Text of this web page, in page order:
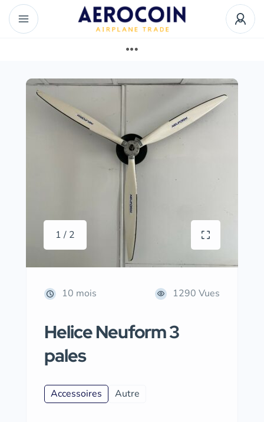
1 / 2
10 mois 1290 Vues
Helice Neuform 3
pales
Accessoires Autre